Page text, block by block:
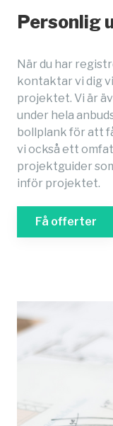
Personlig
När du har
kontaktar vi dig
projektet. Vi är
under hela
bollplank för att
vi också ett
projektguider
inför projektet.
Få offerter